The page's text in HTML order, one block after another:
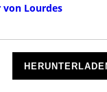
Lourdes